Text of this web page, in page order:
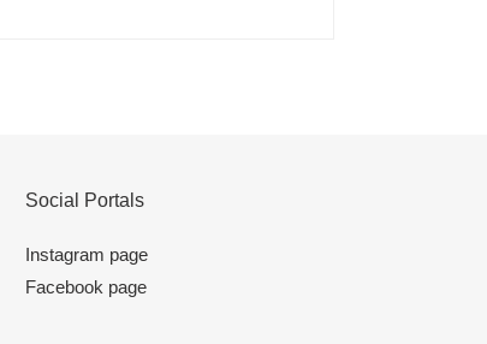
Social Portals
Instagram page
Facebook page